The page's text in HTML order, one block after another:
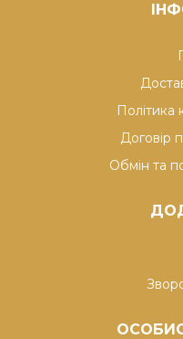
Політика
Договір
Обмін та